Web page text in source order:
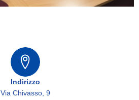
Indirizzo
Via Chivasso, 9